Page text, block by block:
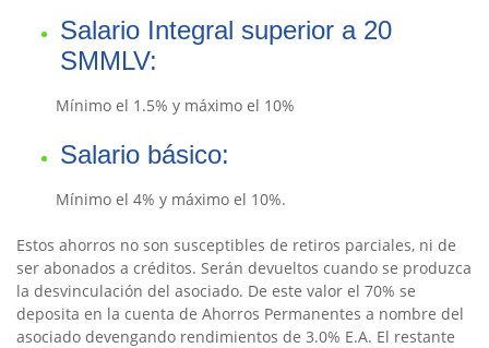
Salario Integral superior a 20
SMMLV:
Mínimo el 1.5% y máximo el 10%
Salario básico:
Mínimo el 4% y máximo el 10%.
Estos ahorros no son susceptibles de retiros parciales, ni de
ser abonados a créditos. Serán devueltos cuando se produzca
la desvinculación del asociado. De este valor el 70% se
deposita en la cuenta de Ahorros Permanentes a nombre del
asociado devengando rendimientos de 3.0% E.A. El restante